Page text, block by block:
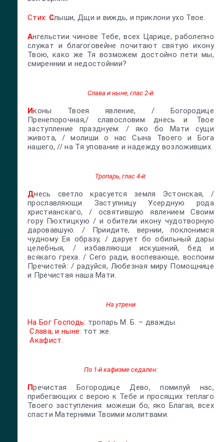
Стих: Слыши, Дщи и виждь, и приклони ухо Твое.
Ангельстии чинове Тебе, всех Царице, раболепно
служат и благоговейне почитают святую икону
Твою, како же Тя возможем достойно пети мы,
смиреннии и недостойнии?
Слава и ныне, глас 2-й:
Иконы Твоея явление, / Богородице
Пренепорочная,/ славословим днесь и Твое
заступление празднуем: / яко бо Мати сущи
живота, / молиши о нас Сына Твоего и Бога
нашего, // на Тя упование и надежду возложивших.
Тропарь, глас 4-й:
Днесь светло красуется земля Эстонская, /
прославляющи Заступницу Усердную рода
христианскаго, / освятившую явлением Своим
гору Пюхтицкую / и обители икону чудотворную
даровавшую. / Приидите, вернии, поклонимся
чудному Ея образу, / дарует бо обильный дары
целебныя, / избавляющи искушений, бед и
всякаго греха. / Сего ради, воспевающе, воспоим
Пречистей: / радуйся, Любезная миру Помощнице
и Пречистая наша Мати.
На утрени
На Бог Господь: тропарь М. Б. – дважды.
Слава, и ныне: тот же.
Акафист.
По 1-й кафизме седален:
Пречистая Богородице Дево, помилуй нас,
прибегающих с верою к Тебе и просящих теплаго
Твоего заступления: можеши бо, яко Благая, всех
спасти Матерними Твоими молитвами.